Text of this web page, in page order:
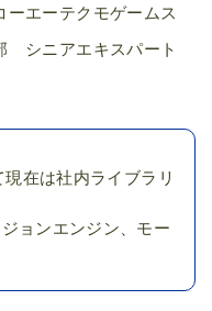
ーエーテクモゲームス
シニアエキスパート
在は社内ライブラリ
ョンエンジン、モー